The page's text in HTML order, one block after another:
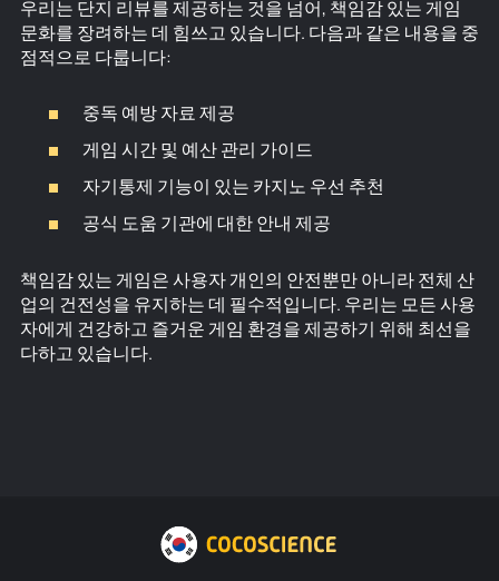
우리는 단지 리뷰를 제공하는 것을 넘어, 책임감 있는 게임
문화를 장려하는 데 힘쓰고 있습니다. 다음과 같은 내용을 중
점적으로 다룹니다:
중독 예방 자료 제공
게임 시간 및 예산 관리 가이드
자기통제 기능이 있는 카지노 우선 추천
공식 도움 기관에 대한 안내 제공
책임감 있는 게임은 사용자 개인의 안전뿐만 아니라 전체 산
업의 건전성을 유지하는 데 필수적입니다. 우리는 모든 사용
자에게 건강하고 즐거운 게임 환경을 제공하기 위해 최선을
다하고 있습니다.